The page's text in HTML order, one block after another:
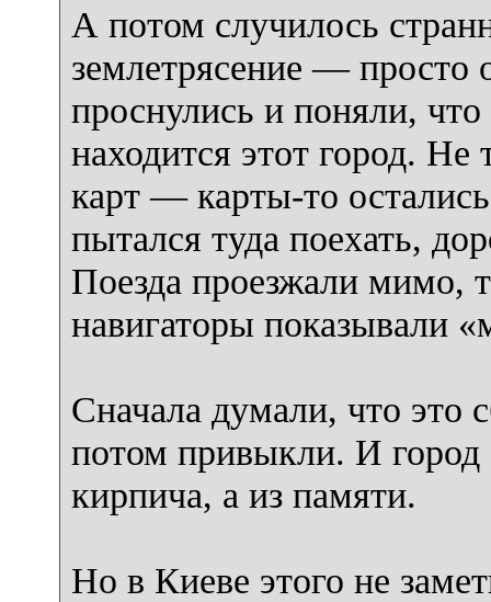
А потом случилось
землетрясение —
проснулись и поняли,
находится этот город. Не
карт — карты-то
пытался туда поехать,
Поезда проезжали мимо,
навигаторы показывали
Сначала думали, что
потом привыкли. И город
кирпича, а из памяти.
Но в Киеве этого не